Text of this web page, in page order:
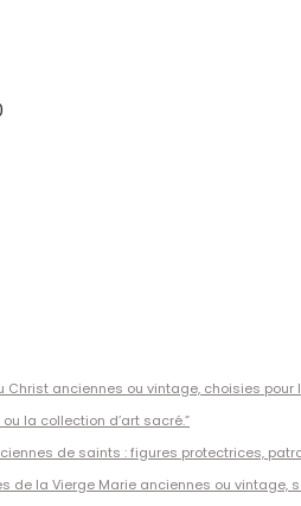
Christ anciennes ou vintage, choisies
la collection d’art sacré.”
de saints : figures protectrices,
de la Vierge Marie anciennes ou vintage,